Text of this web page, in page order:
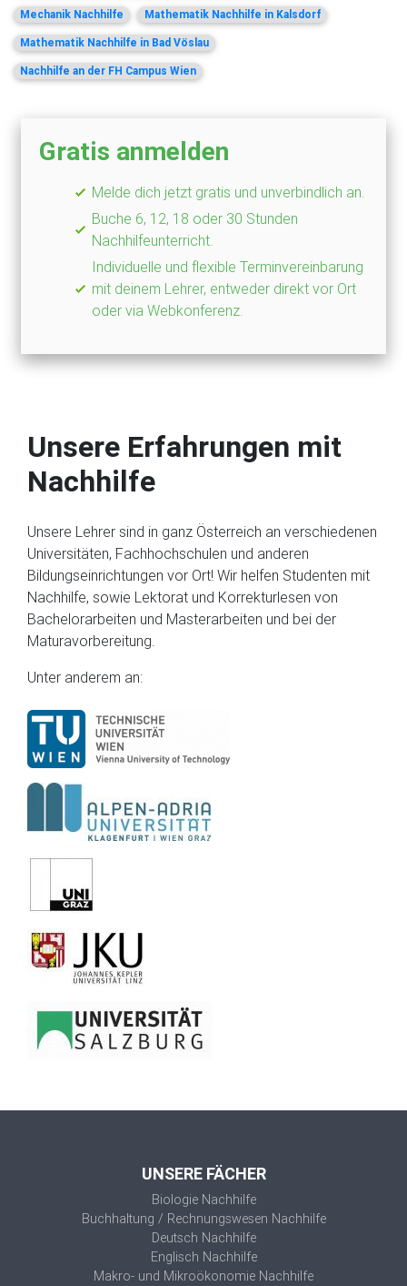
Mechanik Nachhilfe Mathematik Nachhilfe in Kalsdorf
Mathematik Nachhilfe in Bad Vöslau
Nachhilfe an der FH Campus Wien
Gratis anmelden
Melde dich jetzt gratis und unverbindlich an.
Buche 6, 12, 18 oder 30 Stunden
Nachhilfeunterricht.
Individuelle und flexible Terminvereinbarung
mit deinem Lehrer, entweder direkt vor Ort
oder via Webkonferenz.
Unsere Erfahrungen mit
Nachhilfe
Unsere Lehrer sind in ganz Österreich an verschiedenen
Universitäten, Fachhochschulen und anderen
Bildungseinrichtungen vor Ort! Wir helfen Studenten mit
Nachhilfe, sowie Lektorat und Korrekturlesen von
Bachelorarbeiten und Masterarbeiten und bei der
Maturavorbereitung.
Unter anderem an:
UNSERE FÄCHER
Biologie Nachhilfe
Buchhaltung / Rechnungswesen Nachhilfe
Deutsch Nachhilfe
Englisch Nachhilfe
Makro- und Mikroökonomie Nachhilfe